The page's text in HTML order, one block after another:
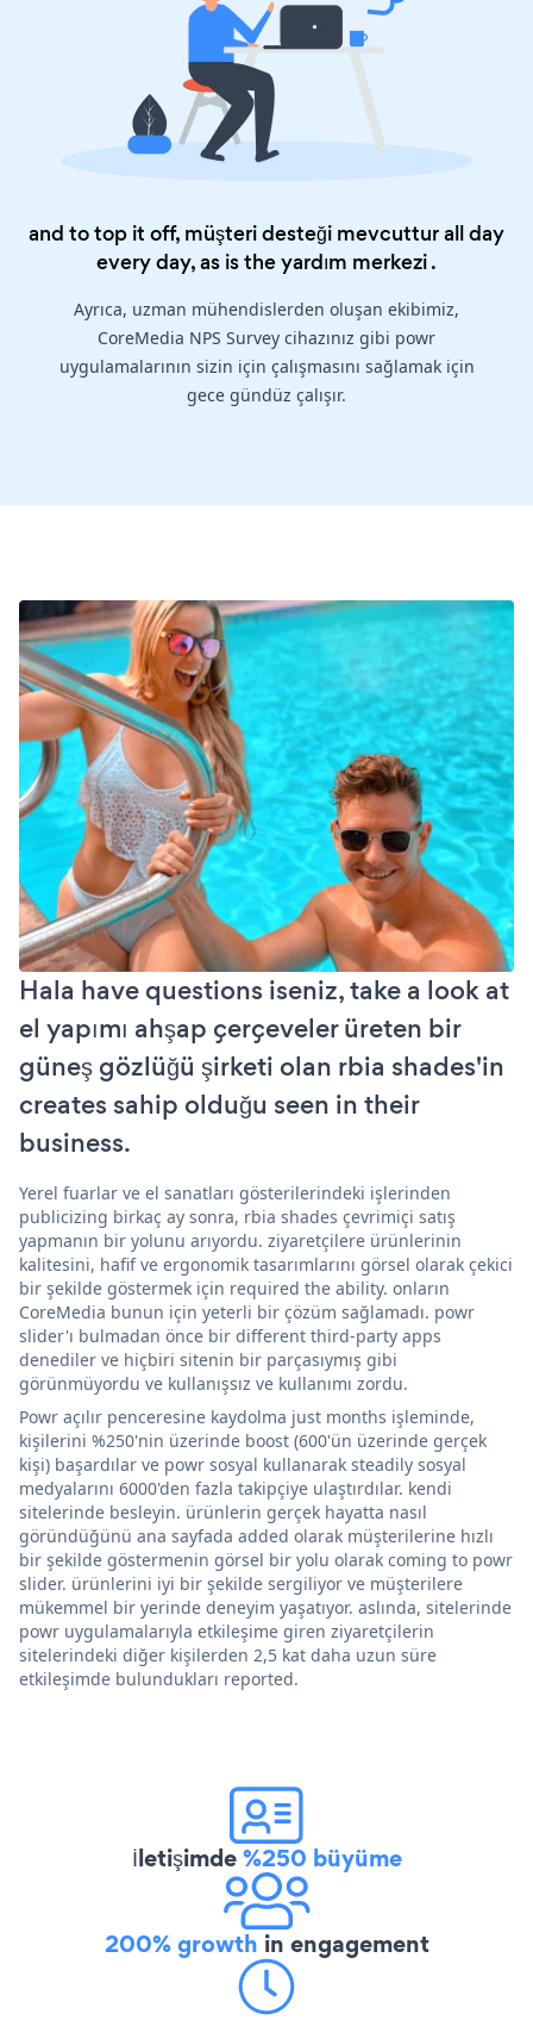
and to top it off, müşteri desteği mevcuttur all day
every day, as is theyardım merkezi.
Ayrıca, uzman mühendislerden oluşan ekibimiz,
CoreMedia NPS Survey cihazınız gibi powr
uygulamalarının sizin için çalışmasını sağlamak için
gece gündüz çalışır.
Hala have questions iseniz, take a look at
el yapımı ahşap çerçeveler üreten bir
güneş gözlüğü şirketi olan rbia shades'in
creates sahip olduğu seen in their
business.
Yerel fuarlar ve el sanatları gösterilerindeki işlerinden
publicizing birkaç ay sonra, rbia shades çevrimiçi satış
yapmanın bir yolunu arıyordu. ziyaretçilere ürünlerinin
kalitesini, hafif ve ergonomik tasarımlarını görsel olarak çekici
bir şekilde göstermek için required the ability. onların
CoreMedia bunun için yeterli bir çözüm sağlamadı. powr
slider'ı bulmadan önce bir different third-party apps
denediler ve hiçbiri sitenin bir parçasıymış gibi
görünmüyordu ve kullanışsız ve kullanımı zordu.
Powr açılır penceresine kaydolma just months işleminde,
kişilerini %250'nin üzerinde boost (600'ün üzerinde gerçek
kişi) başardılar ve powr sosyal kullanarak steadily sosyal
medyalarını 6000'den fazla takipçiye ulaştırdılar. kendi
sitelerinde besleyin. ürünlerin gerçek hayatta nasıl
göründüğünü ana sayfada added olarak müşterilerine hızlı
bir şekilde göstermenin görsel bir yolu olarak coming to powr
slider. ürünlerini iyi bir şekilde sergiliyor ve müşterilere
mükemmel bir yerinde deneyim yaşatıyor. aslında, sitelerinde
powr uygulamalarıyla etkileşime giren ziyaretçilerin
sitelerindeki diğer kişilerden 2,5 kat daha uzun süre
etkileşimde bulundukları reported.
İletişimde%250 büyüme
200% growth in engagement